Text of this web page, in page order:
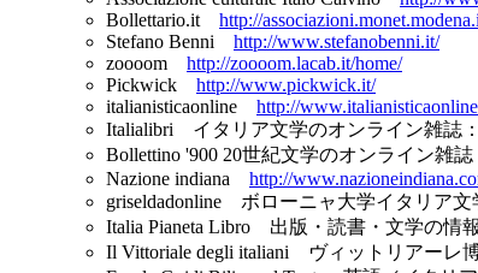
Bollettario.it http://
Stefano Benni http://www.stefanobenni.it/
zoooom http://zoooom.lacab.it/home/
Pickwick http://www.pickwick.it/
italianisticaonline http://
Italialibri イタリア文学のオンライン雑誌
Bollettino '900 20世紀文学のオンライン雑
Nazione indiana http://
griseldadonline ボローニャ大学イタリア
Italia Pianeta Libro 出版・読書・文学の情
Il Vittoriale degli italiani ヴィットリアーレ